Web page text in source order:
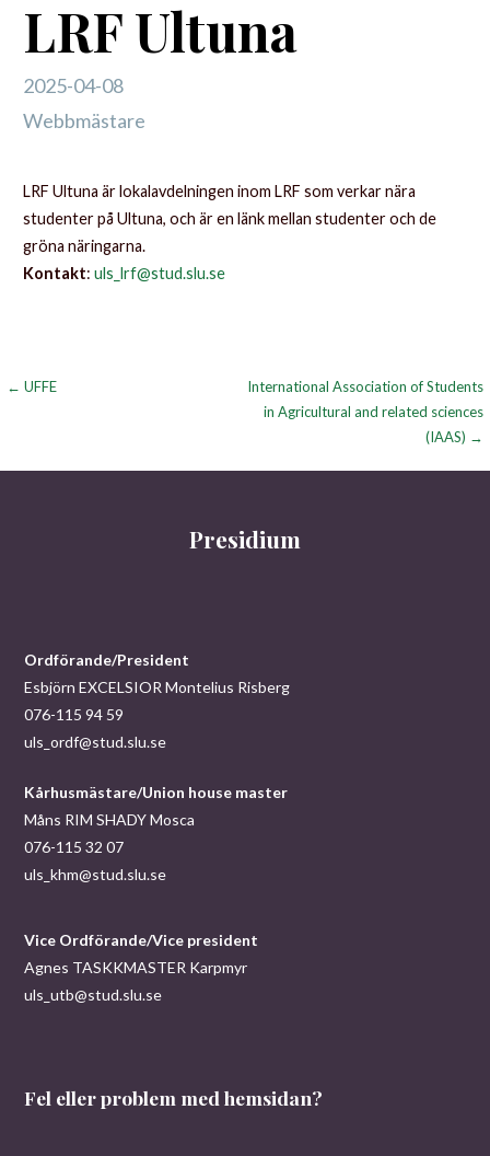
LRF Ultuna
2025-04-08
Webbmästare
LRF Ultuna är lokalavdelningen inom LRF som verkar nära
studenter på Ultuna, och är en länk mellan studenter och de
gröna näringarna.
Kontakt: uls_lrf@stud.slu.se
Inläggsnavigering
← UFFE
International Association of Students
in Agricultural and related sciences
(IAAS) →
Presidium
Ordförande/President
Esbjörn EXCELSIOR Montelius Risberg
076-115 94 59
uls_ordf@stud.slu.se
Kårhusmästare/Union house master
Måns RIM SHADY Mosca
076-115 32 07
uls_khm@stud.slu.se
Vice Ordförande/Vice president
Agnes TASKKMASTER Karpmyr
uls_utb@stud.slu.se
Fel eller problem med hemsidan?